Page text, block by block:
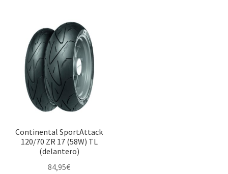
Continental SportAttack
120/70 ZR 17 (58W) TL
(delantero)
84,95€